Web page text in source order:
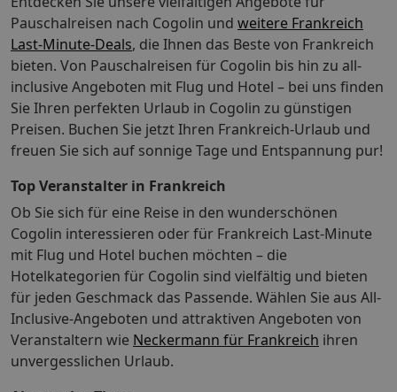
Entfernung, die zurückgelegt werden muss.
Entfernungen werden in Schritten von 0,1 Kilometern
gerundet angegeben. Info: Nationale Bewertung Die
offizielle Sternebewertung für dieser Unterkunft wurde
von der Französischen Zentrale für Tourismus, ATOUT
France, erstellt.Gebühren Das Hotel erhebt beim Check-
in/Check-out, bzw. wenn die entsprechende Leistung in
Anspruch genommen wird, folgende Gebühren und
Kautionen: Aufpreis für das Frühstücksbuffet:
Erwachsene ca. 25 EUR, Kinder ca. 10 EUR Gebühr für
Haustiere: 20 EUR pro Haustier, pro Nacht
Nutzungsgebühr für das Kinderbett: 20 EUR pro Nacht
Die oben aufgeführte Liste enthält vielleicht nicht alle
Informationen. Gebühren und Kautionen enthalten
eventuell keine Steuern und können sich ändern.
Gebühren: Das Hotel erhebt beim Check-in/Check-out,
bzw. wenn die entsprechende Leistung in Anspruch
genommen wird, folgende Gebühren und Kautionen:
Aufpreis für das Frühstücksbuffet: Erwachsene ca. 25
Pauschalreisen nach Cogolin und weitere Frankreich
Last-Minute-Deals, die Ihnen das Beste von Frankreich
bieten. Von Pauschalreisen für Cogolin bis hin zu all-
inclusive Angeboten mit Flug und Hotel – bei uns finden
Sie Ihren perfekten Urlaub in Cogolin zu günstigen
Preisen. Buchen Sie jetzt Ihren Frankreich-Urlaub und
freuen Sie sich auf sonnige Tage und Entspannung pur!
Top Veranstalter in Frankreich
Ob Sie sich für eine Reise in den wunderschönen
Cogolin interessieren oder für Frankreich Last-Minute
mit Flug und Hotel buchen möchten – die
Hotelkategorien für Cogolin sind vielfältig und bieten
für jeden Geschmack das Passende. Wählen Sie aus All-
Inclusive-Angeboten und attraktiven Angeboten von
Veranstaltern wie Neckermann für Frankreich ihren
unvergesslichen Urlaub.